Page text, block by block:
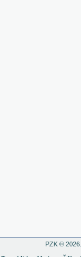
PZK ©